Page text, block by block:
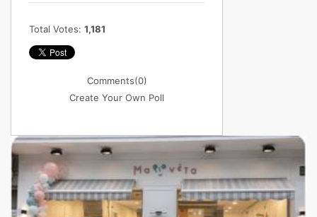
Total Votes: 1,181
Comments(0)
Create Your Own Poll